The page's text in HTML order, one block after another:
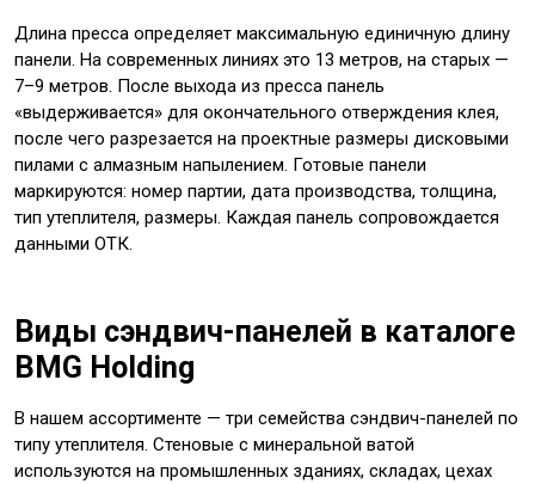
Длина пресса определяет максимальную единичную длину
панели. На современных линиях это 13 метров, на старых —
7–9 метров. После выхода из пресса панель
«выдерживается» для окончательного отверждения клея,
после чего разрезается на проектные размеры дисковыми
пилами с алмазным напылением. Готовые панели
маркируются: номер партии, дата производства, толщина,
тип утеплителя, размеры. Каждая панель сопровождается
данными ОТК.
Виды сэндвич-панелей в каталоге
BMG Holding
В нашем ассортименте — три семейства сэндвич-панелей по
типу утеплителя. Стеновые с минеральной ватой
используются на промышленных зданиях, складах, цехах